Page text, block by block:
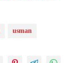
usman